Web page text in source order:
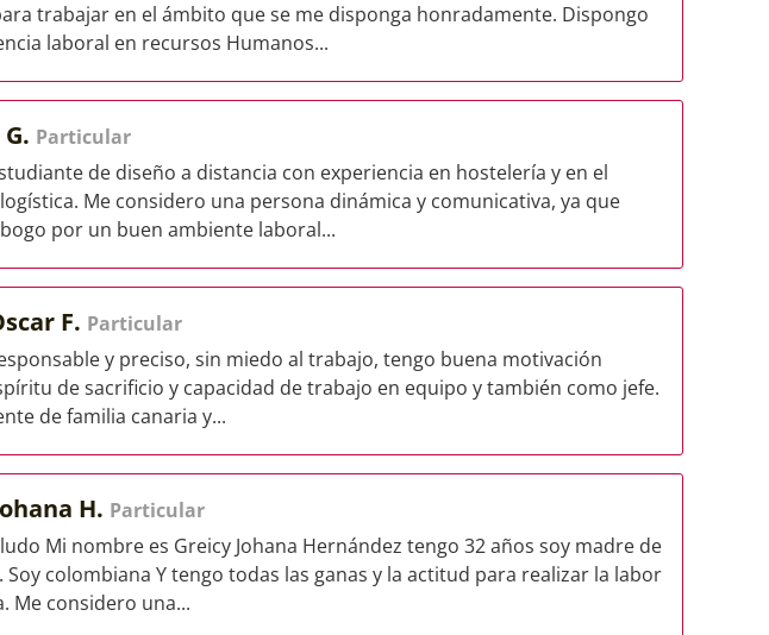
trabajar en el ámbito que se me disponga honradamente. Dispongo
laboral en recursos Humanos...
Particular
de diseño a distancia con experiencia en hostelería y en el
Me considero una persona dinámica y comunicativa, ya que
por un buen ambiente laboral...
F. Particular
y preciso, sin miedo al trabajo, tengo buena motivación
de sacrificio y capacidad de trabajo en equipo y también como jefe.
de familia canaria y...
H. Particular
Mi nombre es Greicy Johana Hernández tengo 32 años soy madre de
Soy colombiana Y tengo todas las ganas y la actitud para realizar la labor
Me considero una...